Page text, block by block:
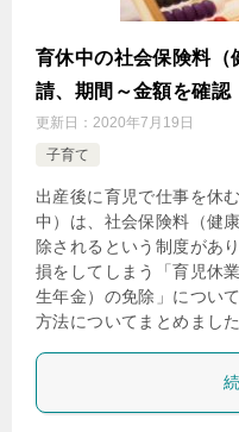
育休中の社会保険料（
請、期間～金額を確認
更新日： 2020年7月19日
子育て
出産後に育児で仕事を休
中）は、社会保険料（健
除されるという制度があ
損をしてしまう「育児休
生年金）の免除」につい
方法についてまとめました